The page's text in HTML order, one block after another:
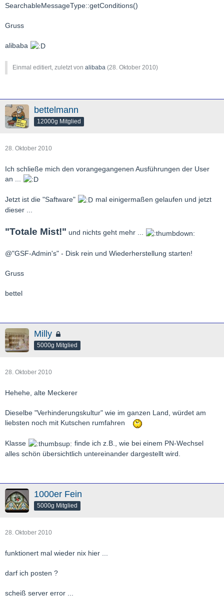
SearchableMessageType::getConditions()
Gruss
alibaba
Einmal editiert, zuletzt von alibaba (28. Oktober 2010)
bettelmann
12000g Mitglied
28. Oktober 2010
Ich schließe mich den vorangegangenen Ausführungen der User
an ...
Jetzt ist die "Saftware"
mal einigermaßen gelaufen und jetzt
dieser ...
"Totale Mist!" und nichts geht mehr ...
@"GSF-Admin's" - Disk rein und Wiederherstellung starten!
Gruss
bettel
Milly
5000g Mitglied
28. Oktober 2010
Hehehe, alte Meckerer
Dieselbe "Verhinderungskultur" wie im ganzen Land, würdet am
liebsten noch mit Kutschen rumfahren
Klasse
finde ich z.B., wie bei einem PN-Wechsel
alles schön übersichtlich untereinander dargestellt wird.
1000er Fein
5000g Mitglied
28. Oktober 2010
funktionert mal wieder nix hier ...
darf ich posten ?
scheiß server error ...